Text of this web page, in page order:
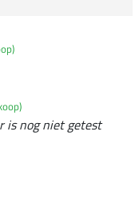
is nog niet getest